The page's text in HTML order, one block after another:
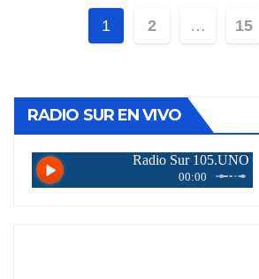
Paginación
entradas
1 2 … 15
RADIO SUR EN VIVO